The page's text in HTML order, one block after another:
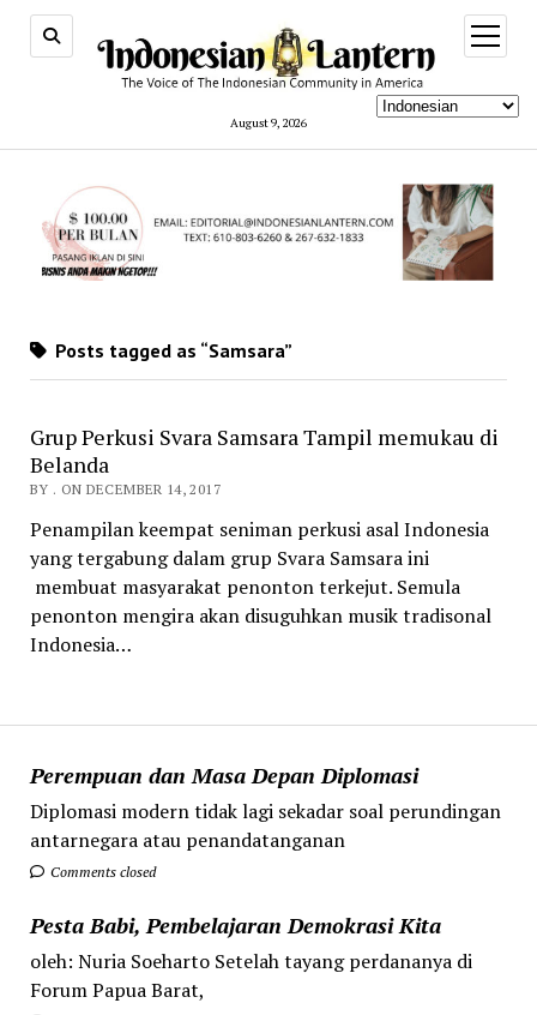
August 9, 2026
open
menu
Perempuan dan Masa Depan Diplomasi
Diplomasi modern tidak lagi sekadar soal perundingan
antarnegara atau penandatanganan
Comments closed
Pesta Babi, Pembelajaran Demokrasi Kita
oleh: Nuria Soeharto Setelah tayang perdananya di
Forum Papua Barat,
Posts tagged as “Samsara”
Grup Perkusi Svara Samsara Tampil memukau di
Belanda
BY . ON DECEMBER 14, 2017
Penampilan keempat seniman perkusi asal Indonesia
yang tergabung dalam grup Svara Samsara ini
membuat masyarakat penonton terkejut. Semula
penonton mengira akan disuguhkan musik tradisonal
Indonesia…